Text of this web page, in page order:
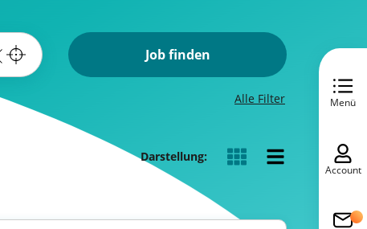
Job finden
Alle Filter
Darstellung:
Menü
Account